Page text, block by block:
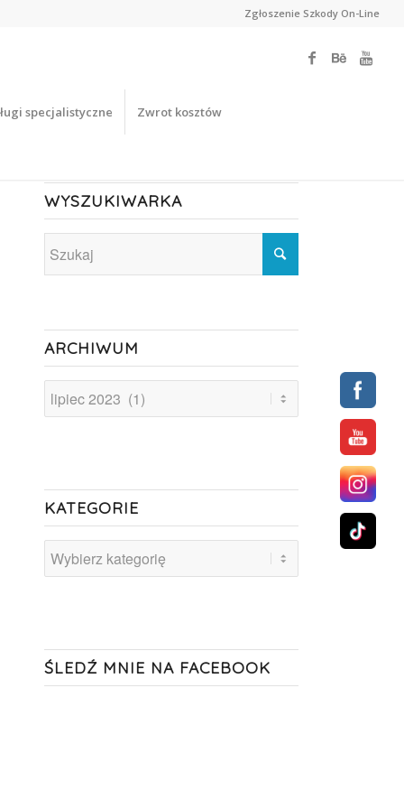
Zgłoszenie Szkody On-Line
specjalistyczne Zwrot kosztów
WYSZUKIWARKA
ARCHIWUM
KATEGORIE
Kategorie
ŚLEDŹ MNIE NA FACEBOOK